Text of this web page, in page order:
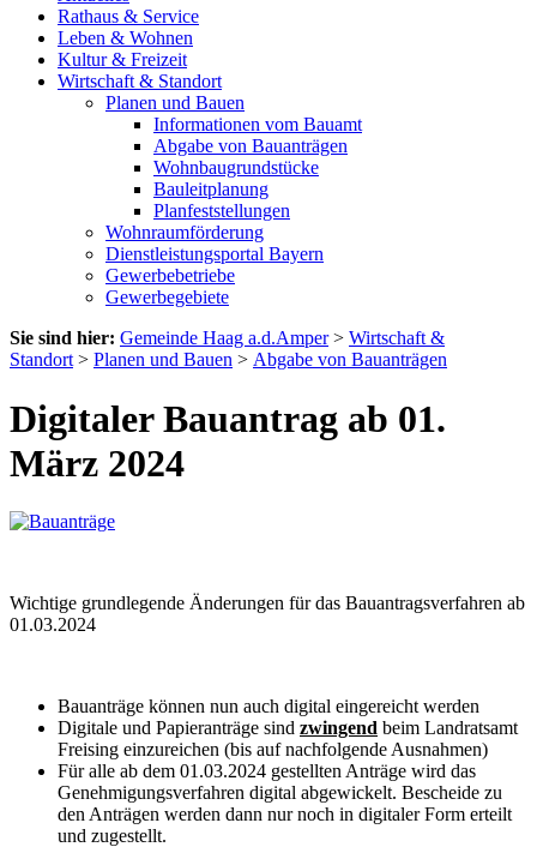
Rathaus & Service
Leben & Wohnen
Kultur & Freizeit
Wirtschaft & Standort
Planen und Bauen
Informationen vom Bauamt
Abgabe von Bauanträgen
Wohnbaugrundstücke
Bauleitplanung
Planfeststellungen
Wohnraumförderung
Dienstleistungsportal Bayern
Gewerbebetriebe
Gewerbegebiete
Sie sind hier: Gemeinde Haag a.d.Amper> Wirtschaft &
Standort > Planen und Bauen > Abgabe von Bauanträgen
Digitaler Bauantrag ab 01.
März 2024
Wichtige grundlegende Änderungen für das Bauantragsverfahren ab
01.03.2024
Bauanträge können nun auch digital eingereicht werden
Digitale und Papieranträge sind zwingend beim Landratsamt
Freising einzureichen (bis auf nachfolgende Ausnahmen)
Für alle ab dem 01.03.2024 gestellten Anträge wird das
Genehmigungsverfahren digital abgewickelt. Bescheide zu
den Anträgen werden dann nur noch in digitaler Form erteilt
und zugestellt.